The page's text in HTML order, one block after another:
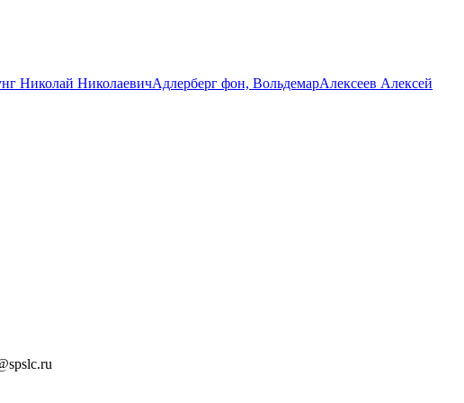
Николай НиколаевичАдлерберг фон, ВольдемарАлексеев Алексей
spslc.ru